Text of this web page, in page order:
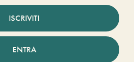
ISCRIVITI
ENTRA